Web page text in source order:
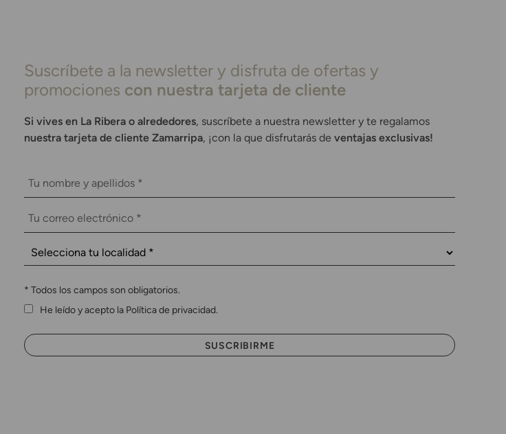
Suscríbete a la newsletter y disfruta de ofertas y
promociones con nuestra tarjeta de cliente
Si vives en La Ribera o alrededores, suscríbete a nuestra newsletter y te regalamos
nuestra tarjeta de cliente Zamarripa, ¡con la que disfrutarás de ventajas exclusivas!
* Todos los campos son obligatorios.
He leído y acepto la Política de privacidad.